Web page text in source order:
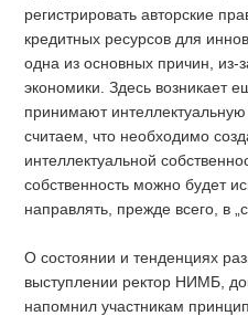
регистрировать авторские
кредитных ресурсов для
одна из основных причин, из-
экономики. Здесь возникает
принимают
считаем, что необходимо
интеллектуальной
собственность можно будет
направлять, прежде всего, в
О состоянии и тенденциях
выступлении ректор НИМБ,
напомнил участникам